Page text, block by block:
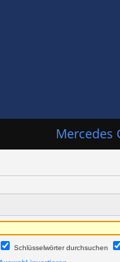
Mercedes
Schlüsselwörter durchsuchen